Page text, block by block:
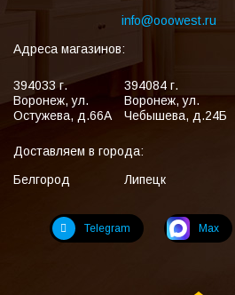
info@ooowest.ru
Адреса магазинов:
394033 г.
Воронеж,ул.
Остужева, д.66А
394084 г.
Воронеж,ул.
Чебышева, д.24Б
Доставляем в города:
Белгород
Липецк
Telegram Max